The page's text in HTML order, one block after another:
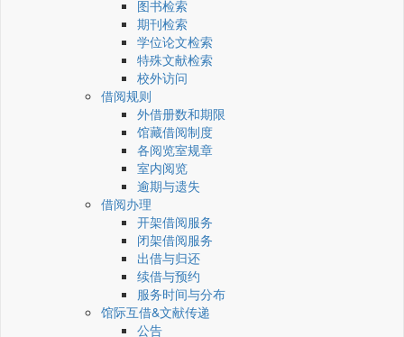
图书检索
期刊检索
学位论文检索
特殊文献检索
校外访问
借阅规则
外借册数和期限
馆藏借阅制度
各阅览室规章
室内阅览
逾期与遗失
借阅办理
开架借阅服务
闭架借阅服务
出借与归还
续借与预约
服务时间与分布
馆际互借&文献传递
公告